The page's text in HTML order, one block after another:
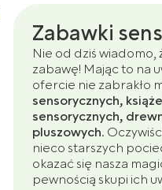
Zabawki
Nie od dziś
zabawę! Mając to na
ofercie nie zabrakło
sensorycznych,
sensorycznych,
pluszowych.
nieco starszych
okazać się nasza
pewnością skupi ich